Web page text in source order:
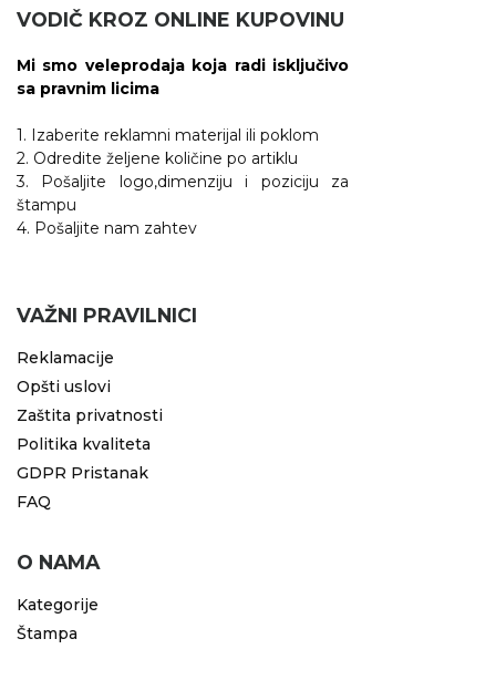
VODIČ KROZ ONLINE KUPOVINU
Mi smo veleprodaja koja radi isključivo
sa pravnim licima
1. Izaberite reklamni materijal ili poklom
2. Odredite željene količine po artiklu
3. Pošaljite logo,dimenziju i poziciju za
štampu
4. Pošaljite nam zahtev
VAŽNI PRAVILNICI
Reklamacije
Opšti uslovi
Zaštita privatnosti
Politika kvaliteta
GDPR Pristanak
FAQ
O NAMA
Kategorije
Štampa